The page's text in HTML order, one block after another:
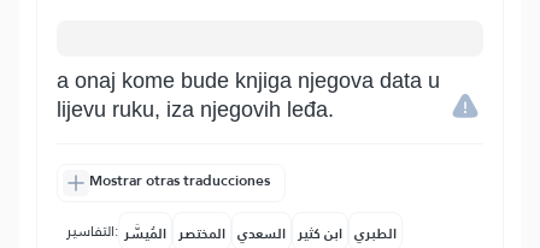
a onaj kome bude knjiga njegova data u
lijevu ruku, iza njegovih leđa.
Mostrar otras traducciones
التفاسير: المُيسَّر المختصر السعدي ابن كثير الطبري